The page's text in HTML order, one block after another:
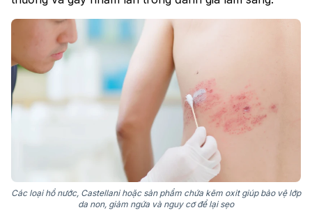
Các loại hồ nước, Castellani hoặc sản phẩm chứa kẽm oxit giúp bảo vệ lớp
da non, giảm ngứa và nguy cơ để lại sẹo